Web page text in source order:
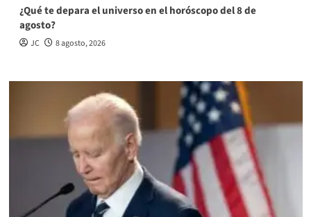
¿Qué te depara el universo en el horóscopo del 8 de
agosto?
JC 8 agosto, 2026